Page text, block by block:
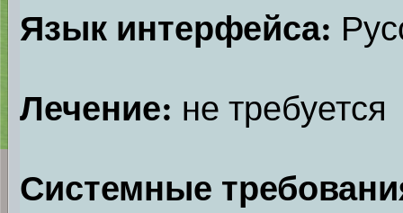
Язык интерфейса:
Лечение: не требуется
Системные